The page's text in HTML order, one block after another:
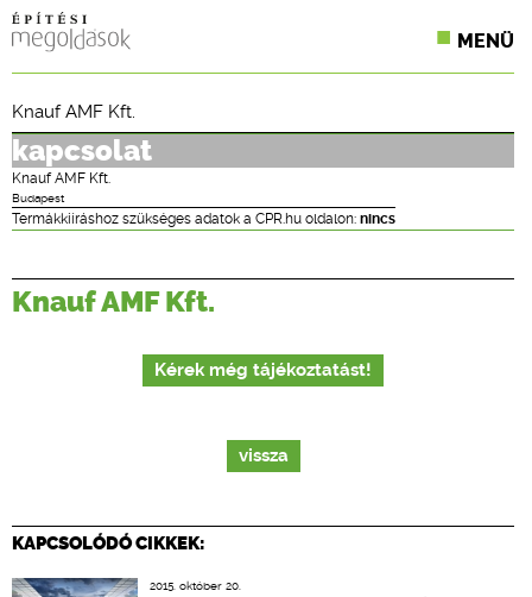
MENÜ
ONLINE KÉPZÉSEK
TERVEZÉSI SEGÉDLETEK
Knauf AMF Kft.
kapcsolat
Knauf AMF Kft.
Budapest
Termákkiíráshoz szükséges adatok a CPR.hu oldalon: nincs
Knauf AMF Kft.
Kérek még tájékoztatást!
vissza
KAPCSOLÓDÓ CIKKEK:
2015. október 20.